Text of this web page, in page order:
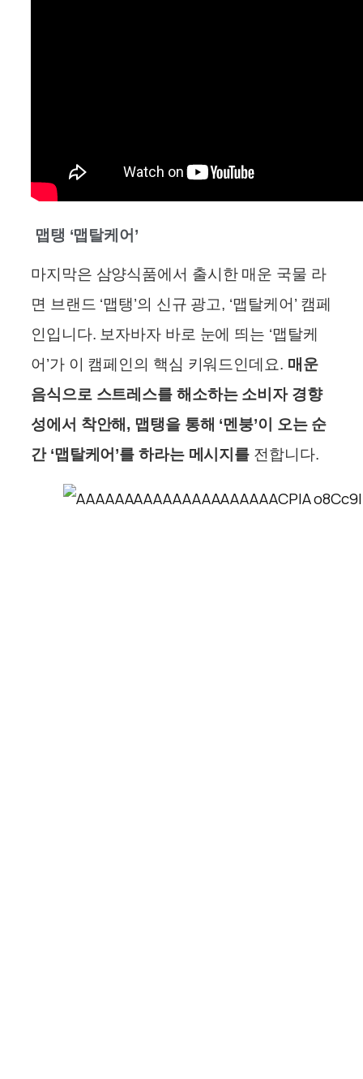
️ 맵탱 ‘맵탈케어’
마지막은 삼양식품에서 출시한 매운 국물 라
면 브랜드 ‘맵탱’의 신규 광고, ‘맵탈케어’ 캠페
인입니다. 보자바자 바로 눈에 띄는 ‘맵탈케
어’가 이 캠페인의 핵심 키워드인데요. 매운
음식으로 스트레스를 해소하는 소비자 경향
성에서 착안해, 맵탱을 통해 ‘멘붕’이 오는 순
간 ‘맵탈케어’를 하라는 메시지를 전합니다.